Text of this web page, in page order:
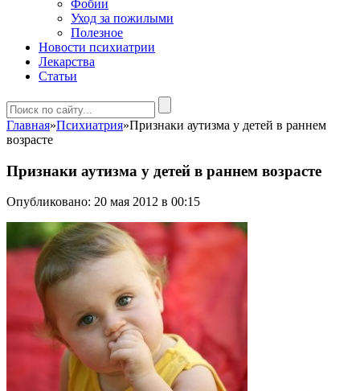
Фобии
Уход за пожилыми
Полезное
Новости психиатрии
Лекарства
Статьи
Главная»Психиатрия»Признаки аутизма у детей в раннем
возрасте
Признаки аутизма у детей в раннем возрасте
Опубликовано: 20 мая 2012 в 00:15